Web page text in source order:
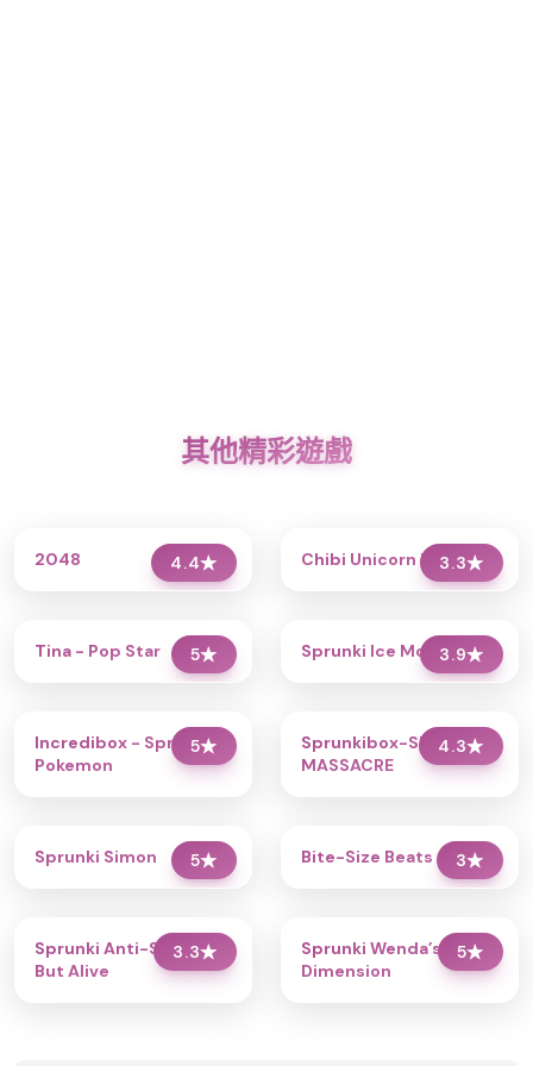
其他精彩遊戲
4.4★
2048 3.3★
Chibi Unicorn Dress Up
5★
Tina - Pop Star 3.9★
Sprunki Ice Mod - Aqua
5★
Incredibox - Sprunki
Pokemon
4.3★
Sprunkibox-Sky’s
MASSACRE
5★
Sprunki Simon 3★
Bite-Size Beats
3.3★
Sprunki Anti-Shifted
But Alive
5★
Sprunki Wenda’s
Dimension